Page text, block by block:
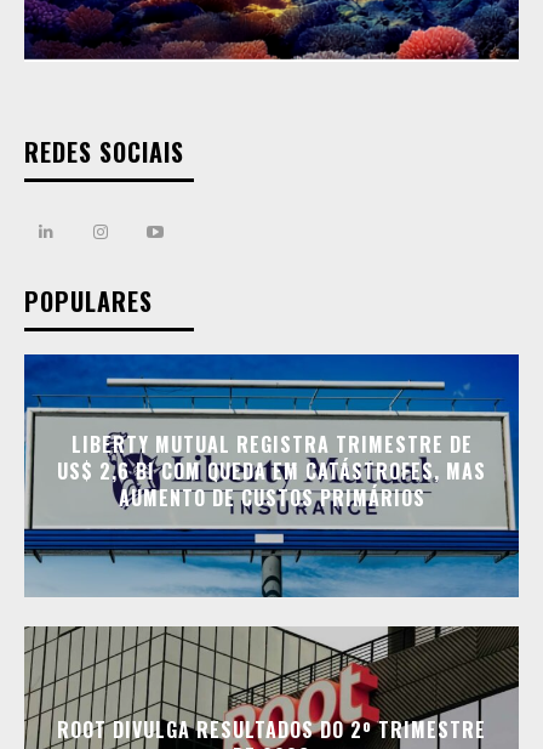
REDES SOCIAIS
POPULARES
LIBERTY MUTUAL REGISTRA TRIMESTRE DE
US$ 2,6 BI COM QUEDA EM CATÁSTROFES, MAS
AUMENTO DE CUSTOS PRIMÁRIOS
ROOT DIVULGA RESULTADOS DO 2º TRIMESTRE